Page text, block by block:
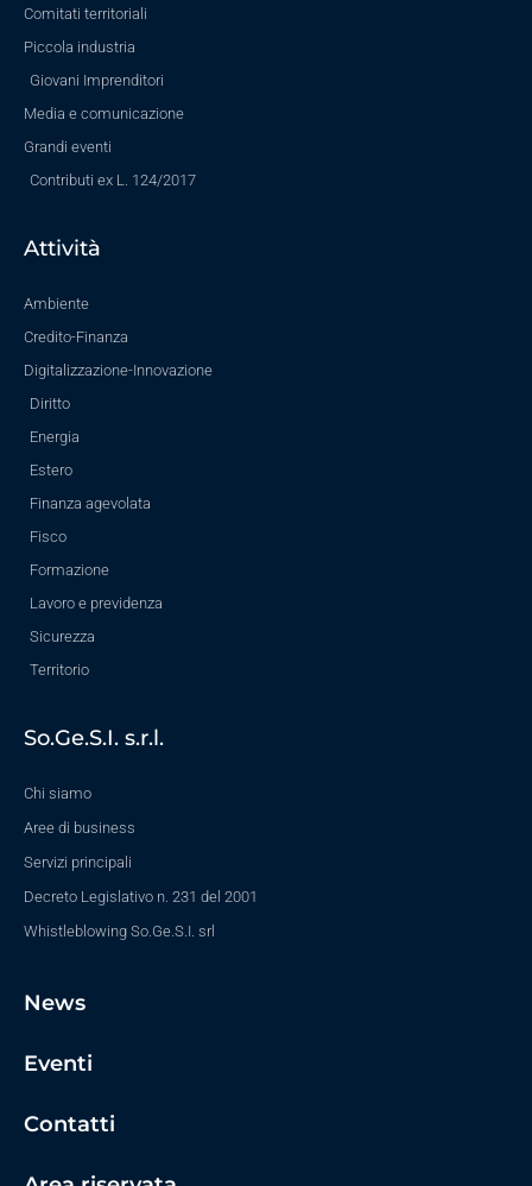
Comitati territoriali
Piccola industria
Giovani Imprenditori
Media e comunicazione
Grandi eventi
Contributi ex L. 124/2017
Attività
Ambiente
Credito-Finanza
Digitalizzazione-Innovazione
Diritto
Energia
Estero
Finanza agevolata
Fisco
Formazione
Lavoro e previdenza
Sicurezza
Territorio
So.Ge.S.I. s.r.l.
Chi siamo
Aree di business
Servizi principali
Decreto Legislativo n. 231 del 2001
Whistleblowing So.Ge.S.I. srl
News
Eventi
Contatti